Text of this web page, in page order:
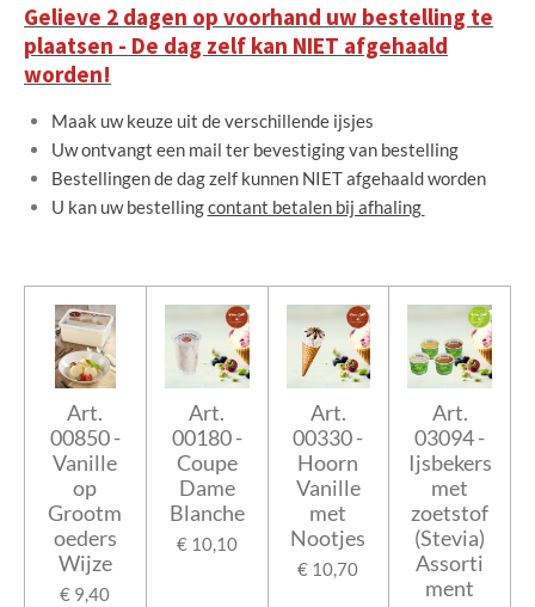
Gelieve 2 dagen op voorhand uw bestelling te
plaatsen - De dag zelf kan NIET afgehaald
worden!
Maak uw keuze uit de verschillende ijsjes
Uw ontvangt een mail ter bevestiging van bestelling
Bestellingen de dag zelf kunnen NIET afgehaald worden
U kan uw bestellingcontant betalen bij afhaling
Art.
00850 -
Vanille
op
Grootm
oeders
Wijze
€ 9,40
Art.
00180 -
Coupe
Dame
Blanche
€ 10,10
Art.
00330 -
Hoorn
Vanille
met
Nootjes
€ 10,70
Art.
03094 -
Ijsbekers
met
zoetstof
(Stevia)
Assorti
ment